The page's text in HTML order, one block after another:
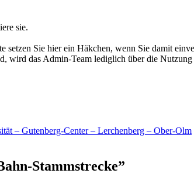
sie.
Sie hier ein Häkchen, wenn Sie damit
wird das Admin-Team lediglich über die
– Gutenberg-Center – Lerchenberg – Ober-Olm
Stammstrecke”